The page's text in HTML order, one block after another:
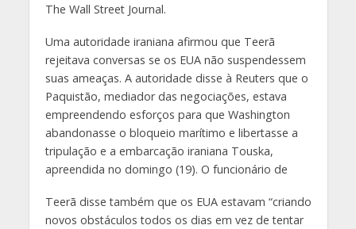
The Wall Street Journal.
Uma autoridade iraniana afirmou que Teerã
rejeitava conversas se os EUA não suspendessem
suas ameaças. A autoridade disse à Reuters que o
Paquistão, mediador das negociações, estava
empreendendo esforços para que Washington
abandonasse o bloqueio marítimo e libertasse a
tripulação e a embarcação iraniana Touska,
apreendida no domingo (19). O funcionário de
Teerã disse também que os EUA estavam “criando
novos obstáculos todos os dias em vez de tentar